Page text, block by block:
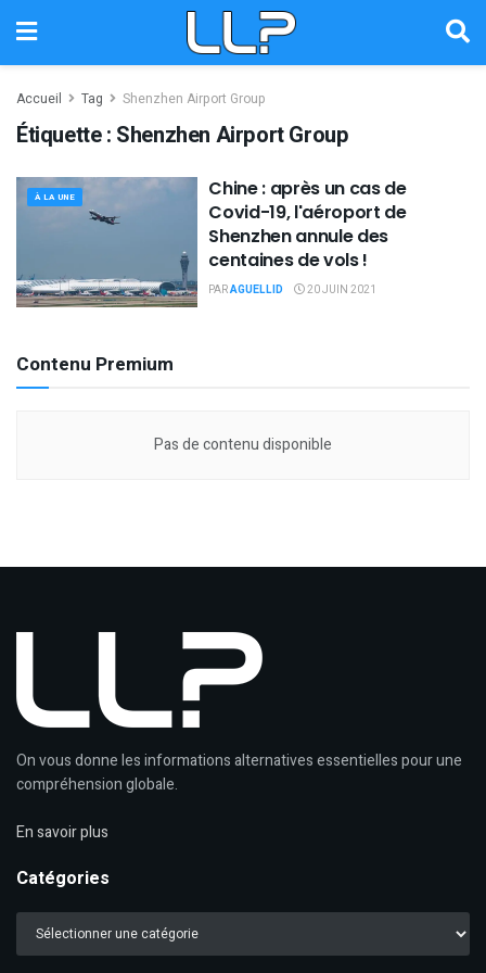
Accueil Tag Shenzhen Airport Group
Étiquette : Shenzhen Airport Group
À LA UNE
Chine : après un cas de
Covid-19, l'aéroport de
Shenzhen annule des
centaines de vols !
PARAGUELLID 20 JUIN 2021
Contenu Premium
Pas de contenu disponible
On vous donne les informations alternatives essentielles pour une
compréhension globale.
En savoir plus
Catégories
Catégories